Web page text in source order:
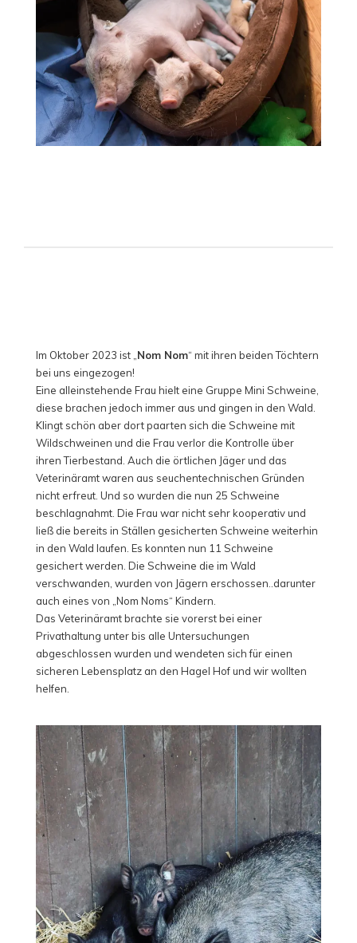
Im Oktober 2023 ist „ Nom Nom“ mit ihren beiden Töchtern
bei uns eingezogen!
Eine alleinstehende Frau hielt eine Gruppe Mini Schweine,
diese brachen jedoch immer aus und gingen in den Wald.
Klingt schön aber dort paarten sich die Schweine mit
Wildschweinen und die Frau verlor die Kontrolle über
ihren Tierbestand. Auch die örtlichen Jäger und das
Veterinäramt waren aus seuchentechnischen Gründen
nicht erfreut. Und so wurden die nun 25 Schweine
beschlagnahmt. Die Frau war nicht sehr kooperativ und
ließ die bereits in Ställen gesicherten Schweine weiterhin
in den Wald laufen. Es konnten nun 11 Schweine
gesichert werden. Die Schweine die im Wald
verschwanden, wurden von Jägern erschossen..darunter
auch eines von „Nom Noms“ Kindern.
Das Veterinäramt brachte sie vorerst bei einer
Privathaltung unter bis alle Untersuchungen
abgeschlossen wurden und wendeten sich für einen
sicheren Lebensplatz an den Hagel Hof und wir wollten
helfen.